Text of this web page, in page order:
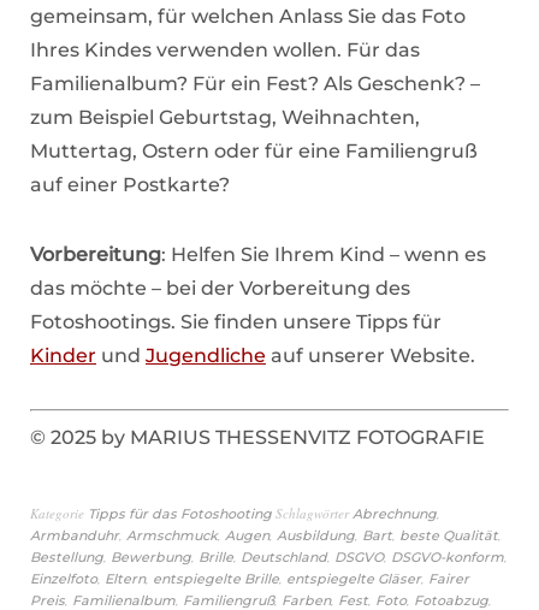
gemeinsam, für welchen Anlass Sie das Foto
Ihres Kindes verwenden wollen. Für das
Familienalbum? Für ein Fest? Als Geschenk? –
zum Beispiel Geburtstag, Weihnachten,
Muttertag, Ostern oder für eine Familiengruß
auf einer Postkarte?
Vorbereitung: Helfen Sie Ihrem Kind – wenn es
das möchte – bei der Vorbereitung des
Fotoshootings. Sie finden unsere Tipps für
Kinder und Jugendliche auf unserer Website.
© 2025 by MARIUS THESSENVITZ FOTOGRAFIE
Kategorie Tipps für das Fotoshooting Schlagwörter Abrechnung
Armbanduhr, Armschmuck, Augen, Ausbildung Bart beste Qualität
Bestellung Bewerbung Brille Deutschland, DSGVO, DSGVO-konform
Einzelfoto, Eltern, entspiegelte Brille entspiegelte Gläser, Fairer
Preis Familienalbum Familiengruß, Farben, Fest Foto, Fotoabzug